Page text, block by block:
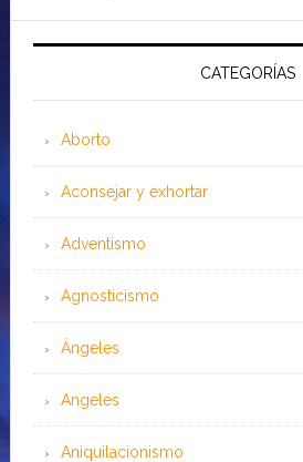
CATEGORÍAS
Aborto
Aconsejar y exhortar
Adventismo
Agnosticismo
Ángeles
Angeles
Aniquilacionismo